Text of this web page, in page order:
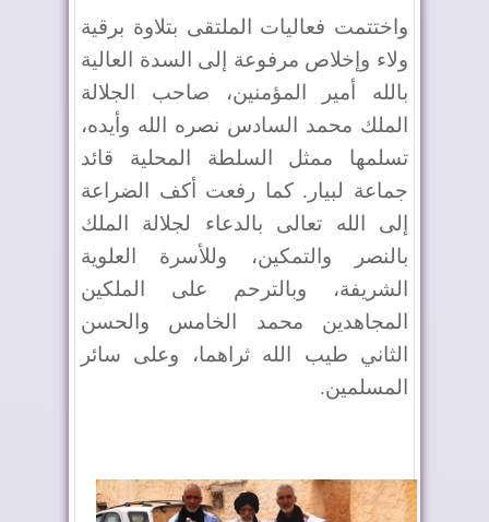
واختتمت فعاليات الملتقى بتلاوة برقية
ولاء وإخلاص مرفوعة إلى السدة العالية
بالله أمير المؤمنين، صاحب الجلالة
الملك محمد السادس نصره الله وأيده،
تسلمها ممثل السلطة المحلية قائد
جماعة لبيار. كما رفعت أكف الضراعة
إلى الله تعالى بالدعاء لجلالة الملك
بالنصر والتمكين، وللأسرة العلوية
الشريفة، وبالترحم على الملكين
المجاهدين محمد الخامس والحسن
الثاني طيب الله ثراهما، وعلى سائر
المسلمين.